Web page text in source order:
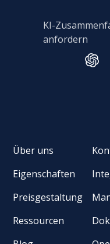
KI-
anfordern
Über uns
Eigenschaften
Preisgestaltung
Ressourcen